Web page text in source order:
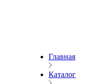
Главная
Каталог